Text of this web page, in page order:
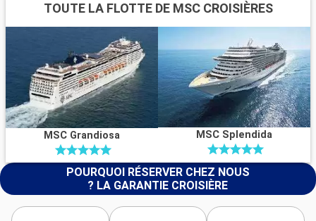
TOUTE LA FLOTTE DE MSC CROISIÈRES
MSC Grandiosa MSC Splendida
POURQUOI RÉSERVER CHEZ NOUS
? LA GARANTIE CROISIÈRE